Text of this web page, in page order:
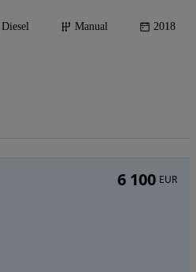
Diesel Manual 2018
6 100 EUR